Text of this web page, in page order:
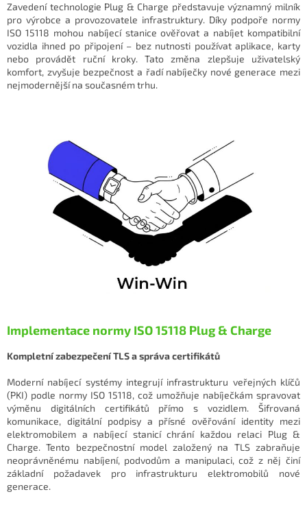
Zavedení technologie Plug & Charge představuje významný milník
pro výrobce a provozovatele infrastruktury. Díky podpoře normy
ISO 15118 mohou nabíjecí stanice ověřovat a nabíjet kompatibilní
vozidla ihned po připojení – bez nutnosti používat aplikace, karty
nebo provádět ruční kroky. Tato změna zlepšuje uživatelský
komfort, zvyšuje bezpečnost a řadí nabíječky nové generace mezi
nejmodernější na současném trhu.
Implementace normy ISO 15118 Plug & Charge
Kompletní zabezpečení TLS a správa certifikátů
Moderní nabíjecí systémy integrují infrastrukturu veřejných klíčů
(PKI) podle normy ISO 15118, což umožňuje nabíječkám spravovat
výměnu digitálních certifikátů přímo s vozidlem. Šifrovaná
komunikace, digitální podpisy a přísné ověřování identity mezi
elektromobilem a nabíjecí stanicí chrání každou relaci Plug &
Charge. Tento bezpečnostní model založený na TLS zabraňuje
neoprávněnému nabíjení, podvodům a manipulaci, což z něj činí
základní požadavek pro infrastrukturu elektromobilů nové
generace.